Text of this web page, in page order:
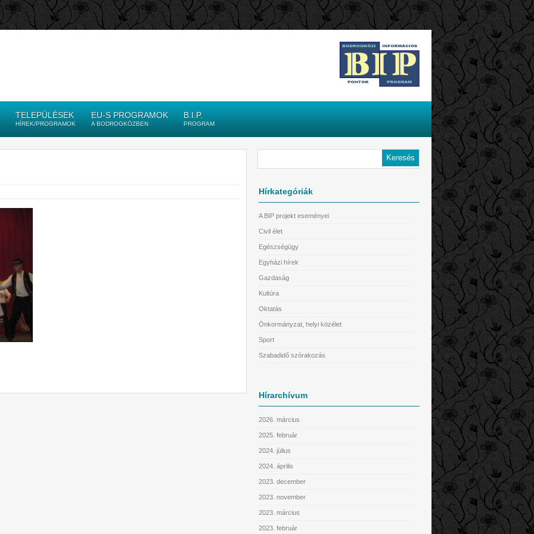
TELEPÜLÉSEK
HÍREK/PROGRAMOK
EU-S PROGRAMOK
A BODROGKÖZBEN
B.I.P.
PROGRAM
Hírkategóriák
A BIP projekt eseményei
Civil élet
Egészségügy
Egyházi hírek
Gazdaság
Kultúra
Oktatás
Önkormányzat, helyi közélet
Sport
Szabadidő szórakozás
Hírarchívum
2026. március
2025. február
2024. július
2024. április
2023. december
2023. november
2023. március
2023. február